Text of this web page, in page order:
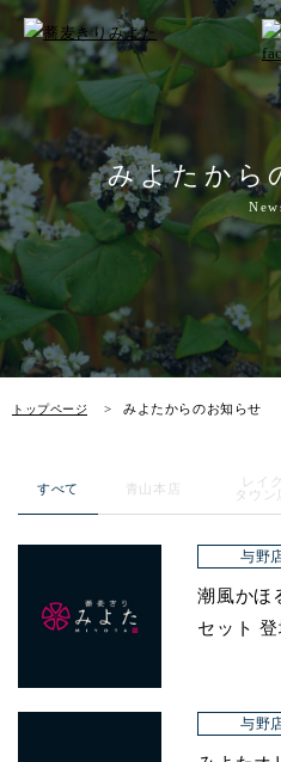
みよたから
トップページ みよたからのお知らせ
トップ
みよ
みよたの
畑だ
メニ
お知
アク
すべて 青山本店
レイク
タウン
与野
潮風かほ
セット 登
与野